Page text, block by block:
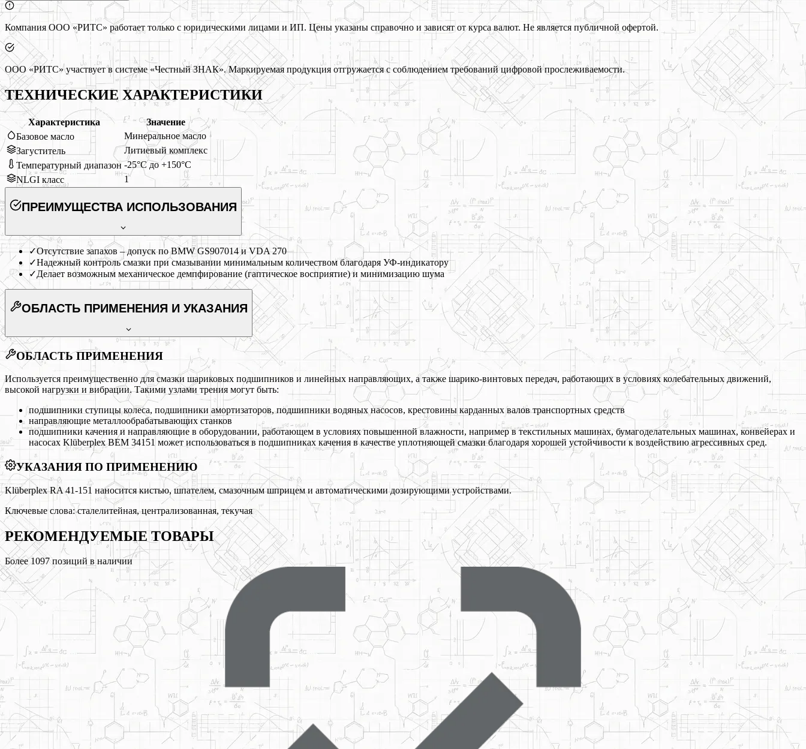
Компания ООО «РИТС» работает только с юридическими лицами и ИП. Цены указаны справочно и зависят от курса валют. Не является публичной офертой.
ООО «РИТС» участвует в системе «Честный ЗНАК». Маркируемая продукция отгружается с соблюдением требований цифровой прослеживаемости.
ТЕХНИЧЕСКИЕ ХАРАКТЕРИСТИКИ
Характеристика
Значение
Базовое масло
Минеральное масло
Загуститель
Литиевый комплекс
Температурный диапазон -25°C до +150°C
NLGI класс
1
ПРЕИМУЩЕСТВА ИСПОЛЬЗОВАНИЯ
✓Отсутствие запахов – допуск по BMW GS907014 и VDA 270
✓Надежный контроль смазки при смазывании минимальным количеством благодаря УФ-индикатору
✓Делает возможным механическое демпфирование (гаптическое восприятие) и минимизацию шума
ОБЛАСТЬ ПРИМЕНЕНИЯ И УКАЗАНИЯ
ОБЛАСТЬ ПРИМЕНЕНИЯ
Используется преимущественно для смазки шариковых подшипников и линейных направляющих, а также шарико-винтовых передач, работающих в условиях колебательных движений,
высокой нагрузки и вибрации. Такими узлами трения могут быть:
подшипники ступицы колеса, подшипники амортизаторов, подшипники водяных насосов, крестовины карданных валов транспортных средств
направляющие металлообрабатывающих станков
подшипники качения и направляющие в оборудовании, работающем в условиях повышенной влажности, например в текстильных машинах, бумагоделательных машинах, конвейерах и
насосах Klüberplex BEM 34151 может использоваться в подшипниках качения в качестве уплотняющей смазки благодаря хорошей устойчивости к воздействию агрессивных сред.
УКАЗАНИЯ ПО ПРИМЕНЕНИЮ
Klüberplex RA 41-151 наносится кистью, шпателем, смазочным шприцем и автоматическими дозирующими устройствами.
Ключевые слова:сталелитейная, централизованная, текучая
РЕКОМЕНДУЕМЫЕТОВАРЫ
Более1097позиций в наличии